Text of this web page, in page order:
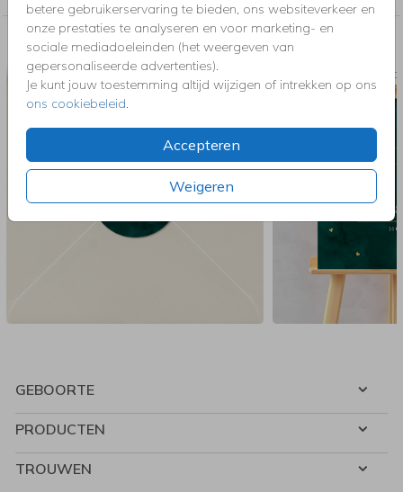
betere gebruikerservaring te bieden, ons websiteverkeer en
onze prestaties te analyseren en voor marketing- en
sociale mediadoeleinden (het weergeven van
gepersonaliseerde advertenties).
Je kunt jouw toestemming altijd wijzigen of intrekken op ons
ons cookiebeleid.
Accepteren
Weigeren
Nog meer in deze stijl voor jou
GEBOORTE
PRODUCTEN
TROUWEN